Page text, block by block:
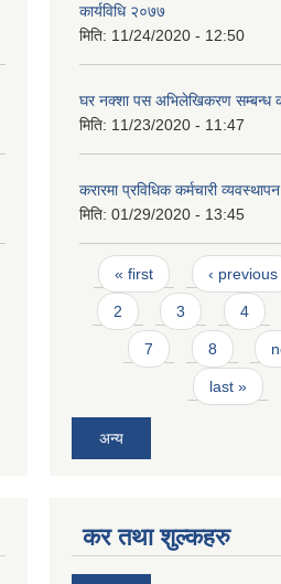
कार्यविधि २०७७
मिति: 11/24/2020 - 12:50
घर नक्शा पस अभिलेखिकरण सम्बन्ध
मिति: 11/23/2020 - 11:47
करारमा प्रविधिक कर्मचारी
मिति: 01/29/2020 - 13:45
Pages
« first ‹ previous
2 3 4
7 8
last »
अन्य
कर तथा शुल्कहरु